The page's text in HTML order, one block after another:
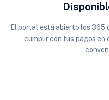
El portal está abierto los 365
cumplir con tus pagos en